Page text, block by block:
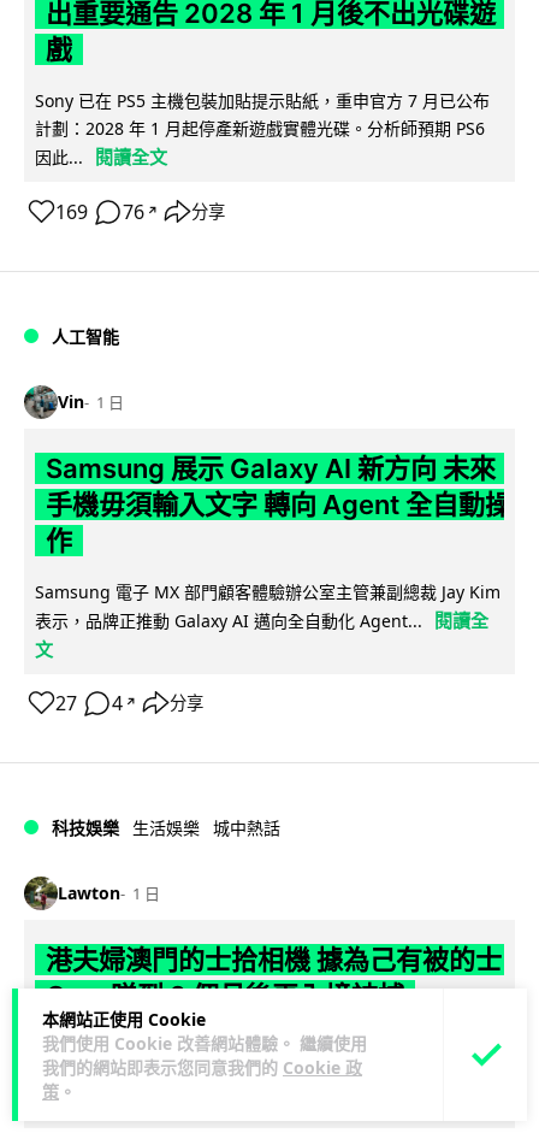
本網站正使用 Cookie
我們使用 Cookie 改善網站體驗。 繼續使用
我們的網站即表示您同意我們的 Cookie 政
策 。
出重要通告 2028 年 1 月後不出光碟遊
戲
Sony 已在 PS5 主機包裝加貼提示貼紙，重申官方 7 月已公布
計劃：2028 年 1 月起停產新遊戲實體光碟。分析師預期 PS6
因此...
閱讀全文
169 76 ↗ 分享
人工智能
Vin 1 日
Samsung 展示 Galaxy AI 新方向 未來
手機毋須輸入文字 轉向 Agent 全自動操
作
Samsung 電子 MX 部門顧客體驗辦公室主管兼副總裁 Jay Kim
表示，品牌正推動 Galaxy AI 邁向全自動化 Agent...
閱讀全
文
27 4 ↗ 分享
科技娛樂 生活娛樂 城中熱話
Lawton 1 日
港夫婦澳門的士拾相機 據為己有被的士
Cam 睇到 2 個月後再入境被捕
一對香港夫婦今年 5 月遊澳門乘的士拾獲他人遺留相機及電
池，拾遺不報並帶返香港自用。兩人本月 2 日經港珠澳大橋再
次入境澳門時，被治安警察局...